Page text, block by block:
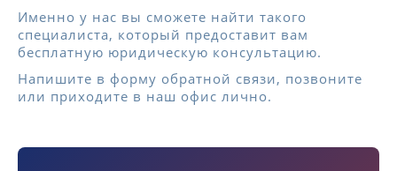
Именно у нас вы сможете найти такого
специалиста, который предоставит вам
бесплатную юридическую консультацию.
Напишите в форму обратной связи, позвоните
или приходите в наш офис лично.